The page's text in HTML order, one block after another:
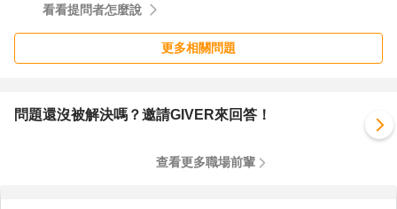
看看提問者怎麼說
更多相關問題
問題還沒被解決嗎？邀請GIVER來回答！
查看更多職場前輩